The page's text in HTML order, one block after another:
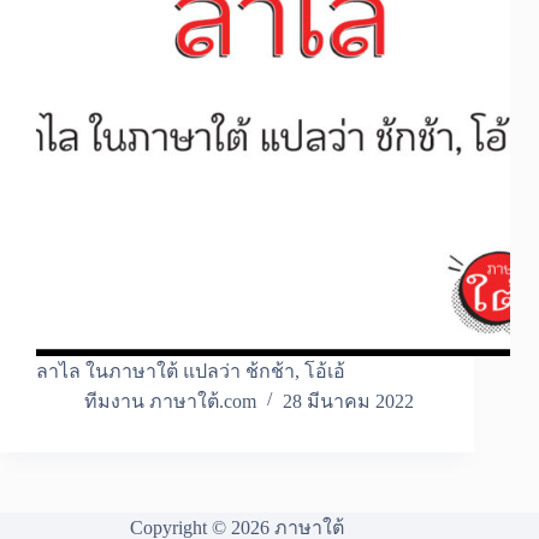
ลาไล ในภาษาใต้ แปลว่า ช้กช้า, โอ้เอ้
ทีมงาน ภาษาใต้.com
28 มีนาคม 2022
Copyright © 2026 ภาษาใต้